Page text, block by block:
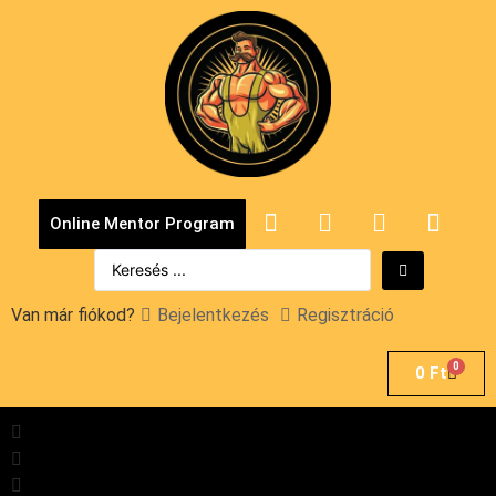
Online Mentor Program
Van már fiókod? Bejelentkezés Regisztráció
0 Ft 0